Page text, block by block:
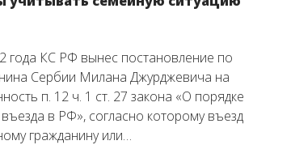
года КС РФ вынес постановление по
Сербии Милана Джурджевича на
п. 12 ч. 1 ст. 27 закона «О порядке
в РФ», согласно которому въезд
гражданину или…